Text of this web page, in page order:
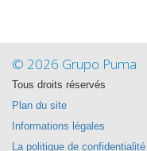
© 2026 Grupo Puma
Tous droits réservés
Plan du site
Informations légales
La politique de confidentialité